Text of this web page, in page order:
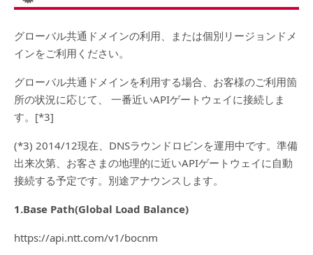
グローバル共通ドメインの利用、または個別リージョンドメ
インをご利用ください。
グローバル共通ドメインを利用する場合、お客様のご利用箇
所の状況に応じて、 一番近いAPIゲートウェイに接続しま
す。[*3]
(*3) 2014/12現在、DNSラウンドロビンを運用中です。準備
出来次第、お客さまの地理的に近いAPIゲートウェイに自動
接続する予定です。別途アナウンスします。
1.Base Path(Global Load Balance)
https://api.ntt.com/v1/bocnm